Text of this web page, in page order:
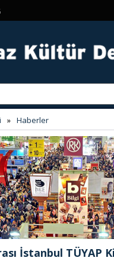
» Haberler
İstanbul TÜYAP